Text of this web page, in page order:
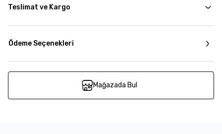
Teslimat ve Kargo
Ödeme Seçenekleri
Mağazada Bul